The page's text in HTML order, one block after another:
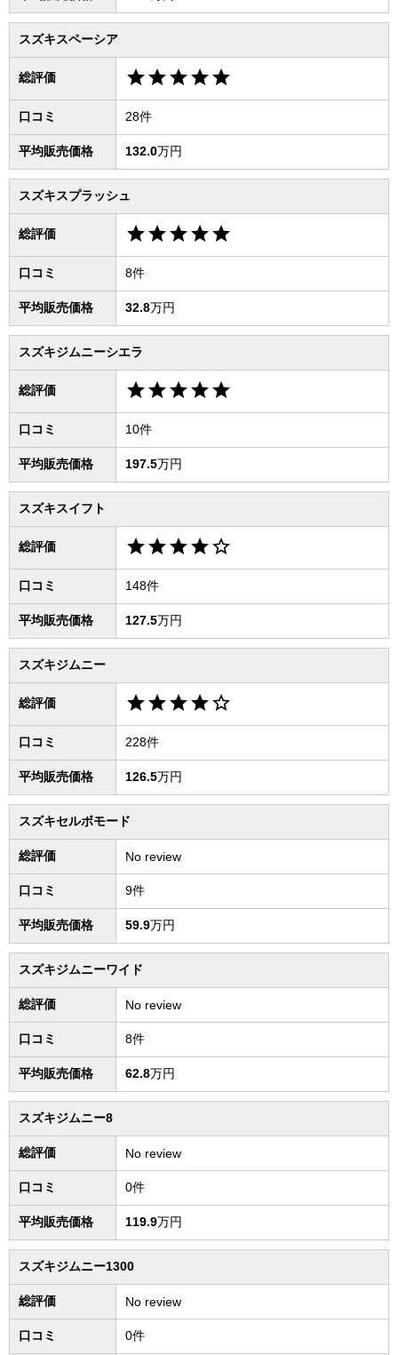
スズキスペーシア
総評価 starstarstarstarstar
口コミ 28件
平均販売価格 132.0万円
スズキスプラッシュ
総評価 starstarstarstarstar
口コミ 8件
平均販売価格 32.8万円
スズキジムニーシエラ
総評価 starstarstarstarstar
口コミ 10件
平均販売価格 197.5万円
スズキスイフト
総評価 starstarstarstarstar_border
口コミ 148件
平均販売価格 127.5万円
スズキジムニー
総評価 starstarstarstarstar_border
口コミ 228件
平均販売価格 126.5万円
スズキセルボモード
総評価 No review
口コミ 9件
平均販売価格 59.9万円
スズキジムニーワイド
総評価 No review
口コミ 8件
平均販売価格 62.8万円
スズキジムニー8
総評価 No review
口コミ 0件
平均販売価格 119.9万円
スズキジムニー1300
総評価 No review
口コミ 0件